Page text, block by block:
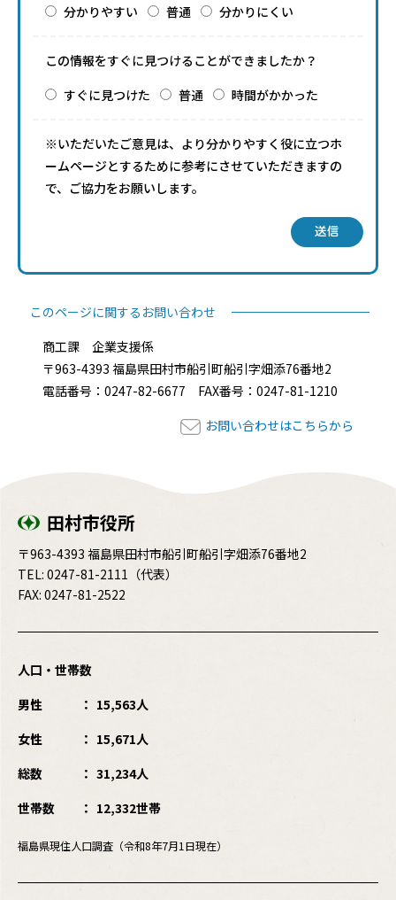
分かりやすい
普通 分かりにくい
この情報をすぐに見つけることができましたか？
すぐに見つけた
普通 時間がかかった
※いただいたご意見は、より分かりやすく役に立つホ
ームページとするために参考にさせていただきますの
で、ご協力をお願いします。
送信
このページに関するお問い合わせ
商工課 企業支援係
〒963-4393 福島県田村市船引町船引字畑添76番地2
電話番号：0247-82-6677 FAX番号：0247-81-1210
お問い合わせはこちらから
田村市役所
〒963-4393 福島県田村市船引町船引字畑添76番地2
TEL: 0247-81-2111 （代表）
FAX: 0247-81-2522
人口・世帯数
男性
15,563人
女性
15,671人
総数
31,234人
世帯数
12,332世帯
福島県現住人口調査（令和8年7月1日現在）